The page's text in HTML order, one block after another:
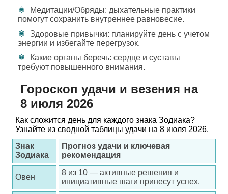
Медитации/Обряды: дыхательные практики
помогут сохранить внутреннее равновесие.
Здоровые привычки: планируйте день с учетом
энергии и избегайте перегрузок.
Какие органы беречь: сердце и суставы
требуют повышенного внимания.
Гороскоп удачи и везения на
8 июля 2026
Как сложится день для каждого знака Зодиака?
Узнайте из сводной таблицы удачи на 8 июля 2026.
Знак
Зодиака
Прогноз удачи и ключевая
рекомендация
Овен
8 из 10 — активные решения и
инициативные шаги принесут успех.